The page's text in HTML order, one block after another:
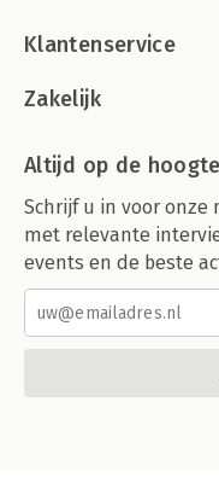
Klantenservice
Zakelijk
Altijd op de hoogte
Schrijf u in voor
met relevante
events en de beste